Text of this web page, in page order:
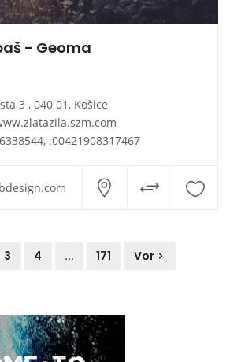
- Geoma
3 , 040 01, Košice
:00421908317467
3 4 ... 171 Vor